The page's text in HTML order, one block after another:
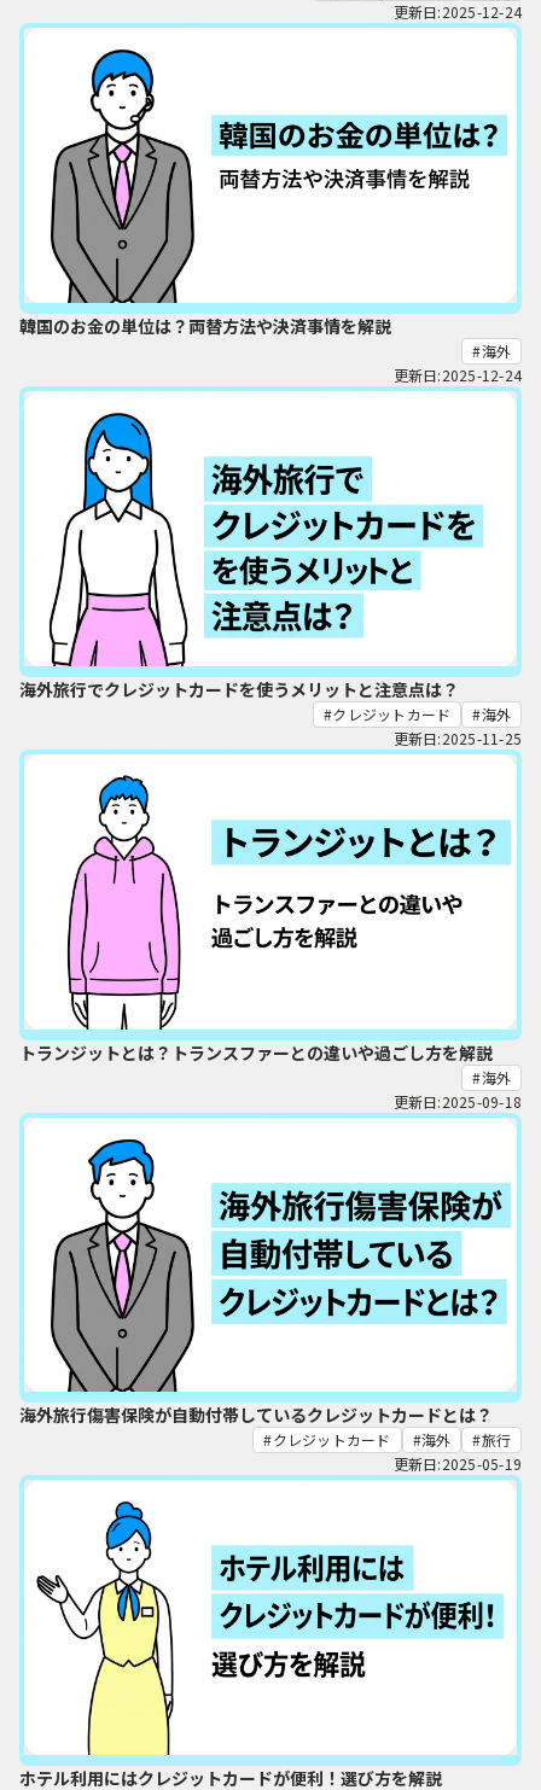
更新日:2025-12-24
韓国のお金の単位は？両替方法や決済事情を解説
海外
更新日:2025-12-24
海外旅行でクレジットカードを使うメリットと注意点は？
クレジットカード
海外
更新日:2025-11-25
トランジットとは？トランスファーとの違いや過ごし方を解説
海外
更新日:2025-09-18
海外旅行傷害保険が自動付帯しているクレジットカードとは？
クレジットカード 海外
旅行
更新日:2025-05-19
ホテル利用にはクレジットカードが便利！選び方を解説